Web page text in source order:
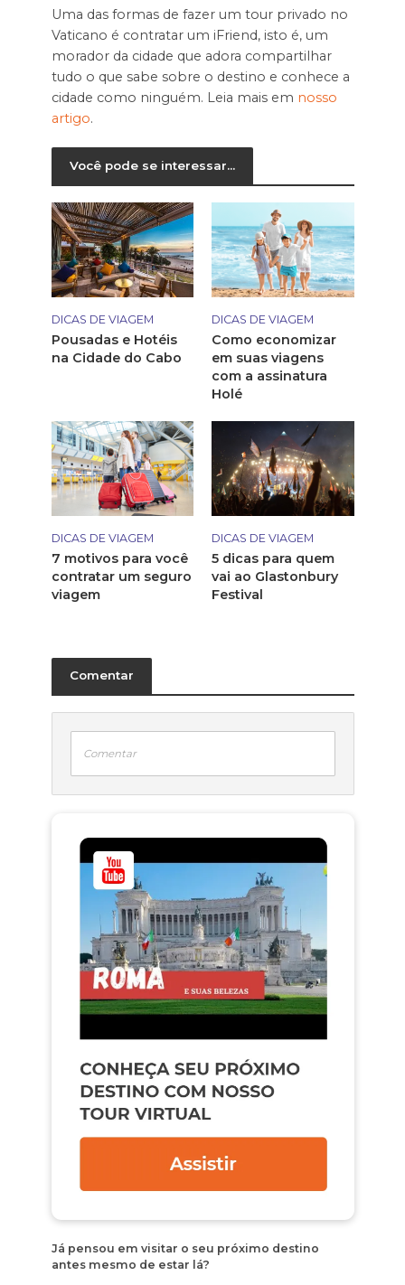
Uma das formas de fazer um tour privado no
Vaticano é contratar um iFriend, isto é, um
morador da cidade que adora compartilhar
tudo o que sabe sobre o destino e conhece a
cidade como ninguém. Leia mais em nosso
artigo.
Você pode se interessar...
DICAS DE VIAGEM
Pousadas e Hotéis
na Cidade do Cabo
DICAS DE VIAGEM
Como economizar
em suas viagens
com a assinatura
Holé
DICAS DE VIAGEM
7 motivos para você
contratar um seguro
viagem
DICAS DE VIAGEM
5 dicas para quem
vai ao Glastonbury
Festival
Comentar
Comentar
Já pensou em visitar o seu próximo destino
antes mesmo de estar lá?